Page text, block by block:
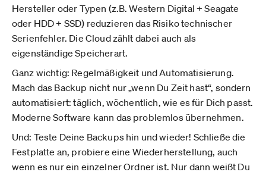
Hersteller oder Typen (z.B. Western Digital + Seagate
oder HDD + SSD) reduzieren das Risiko technischer
Serienfehler. Die Cloud zählt dabei auch als
eigenständige Speicherart.
Ganz wichtig: Regelmäßigkeit und Automatisierung.
Mach das Backup nicht nur „wenn Du Zeit hast“, sondern
automatisiert: täglich, wöchentlich, wie es für Dich passt.
Moderne Software kann das problemlos übernehmen.
Und: Teste Deine Backups hin und wieder! Schließe die
Festplatte an, probiere eine Wiederherstellung, auch
wenn es nur ein einzelner Ordner ist. Nur dann weißt Du